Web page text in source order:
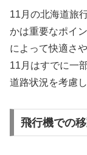
11月の北海道旅
かは重要なポイ
によって快適さ
11月はすでに一
道路状況を考慮
飛行機での